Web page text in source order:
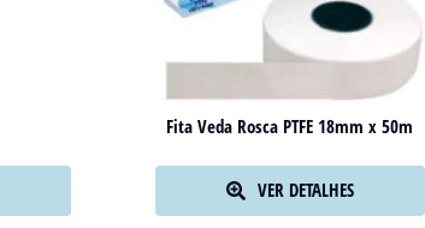
Fita Veda Rosca PTFE 18mm x 50m
VER DETALHES